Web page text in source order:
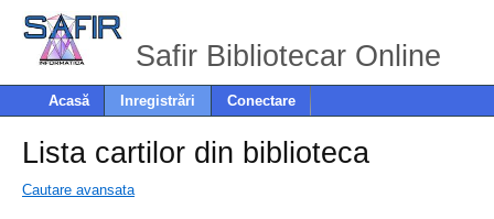
Safir Bibliotecar Online
Acasă Inregistrări Conectare
Lista cartilor din biblioteca
Cautare avansata